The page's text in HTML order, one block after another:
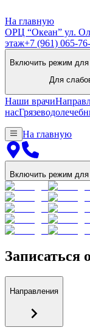
На главную
ОРЦ “Океан” ул.
этаж+7 (961) 065-
Включить режим
Для
Наши врачи
нас
На главную
Включить режим
Записаться
Направления